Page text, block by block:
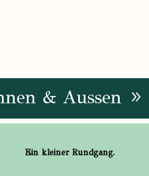
& Aussen
Ein kleiner Rundgang.